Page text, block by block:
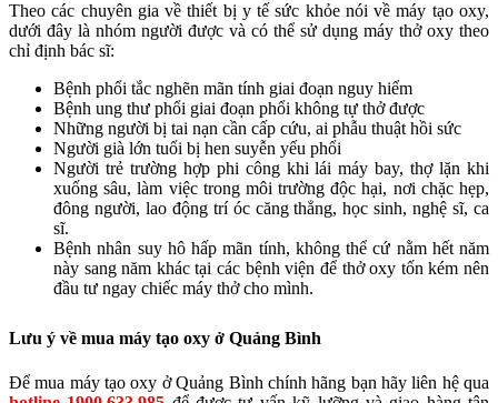
Theo các chuyên gia về thiết bị y tế sức khỏe nói về máy tạo oxy,
dưới đây là nhóm người được và có thể sử dụng máy thở oxy theo
chỉ định bác sĩ:
Bệnh phổi tắc nghẽn mãn tính giai đoạn nguy hiểm
Bệnh ung thư phổi giai đoạn phổi không tự thở được
Những người bị tai nạn cần cấp cứu, ai phẫu thuật hồi sức
Người già lớn tuổi bị hen suyễn yếu phổi
Người trẻ trường hợp phi công khi lái máy bay, thợ lặn khi
xuống sâu, làm việc trong môi trường độc hại, nơi chặc hẹp,
đông người, lao động trí óc căng thẳng, học sinh, nghệ sĩ, ca
sĩ.
Bệnh nhân suy hô hấp mãn tính, không thể cứ nằm hết năm
này sang năm khác tại các bệnh viện để thở oxy tốn kém nên
đầu tư ngay chiếc máy thở cho mình.
Lưu ý về mua máy tạo oxy ở Quảng Bình
Để mua máy tạo oxy ở Quảng Bình chính hãng bạn hãy liên hệ qua